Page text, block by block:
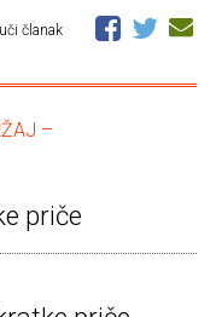
članak
–
priče